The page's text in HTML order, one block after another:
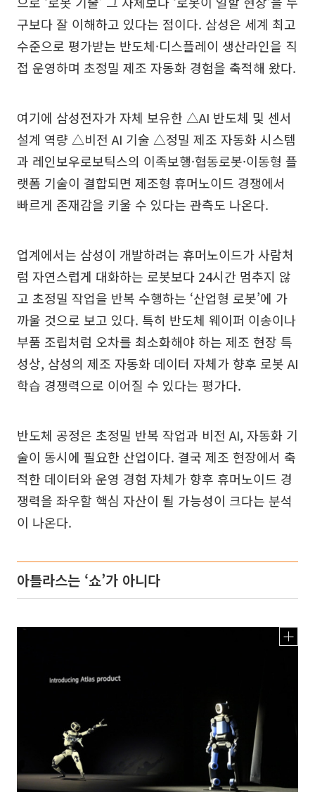
구보다 잘 이해하고 있다는 점이다. 삼성은 세계 최고
수준으로 평가받는 반도체·디스플레이 생산라인을 직
접 운영하며 초정밀 제조 자동화 경험을 축적해 왔다.
여기에 삼성전자가 자체 보유한 △AI 반도체 및 센서
설계 역량 △비전 AI 기술 △정밀 제조 자동화 시스템
과 레인보우로보틱스의 이족보행·협동로봇·이동형 플
랫폼 기술이 결합되면 제조형 휴머노이드 경쟁에서
빠르게 존재감을 키울 수 있다는 관측도 나온다.
업계에서는 삼성이 개발하려는 휴머노이드가 사람처
럼 자연스럽게 대화하는 로봇보다 24시간 멈추지 않
고 초정밀 작업을 반복 수행하는 ‘산업형 로봇’에 가
까울 것으로 보고 있다. 특히 반도체 웨이퍼 이송이나
부품 조립처럼 오차를 최소화해야 하는 제조 현장 특
성상, 삼성의 제조 자동화 데이터 자체가 향후 로봇 AI
학습 경쟁력으로 이어질 수 있다는 평가다.
반도체 공정은 초정밀 반복 작업과 비전 AI, 자동화 기
술이 동시에 필요한 산업이다. 결국 제조 현장에서 축
적한 데이터와 운영 경험 자체가 향후 휴머노이드 경
쟁력을 좌우할 핵심 자산이 될 가능성이 크다는 분석
이 나온다.
아틀라스는 ‘쇼’가 아니다